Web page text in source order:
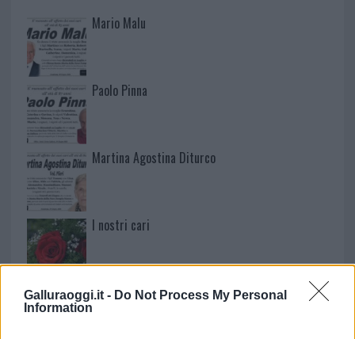
Galluraoggi.it - Do Not Process My Personal
Information
Mario Malu
Paolo Pinna
Martina Agostina Diturco
I nostri cari
I nostri cari